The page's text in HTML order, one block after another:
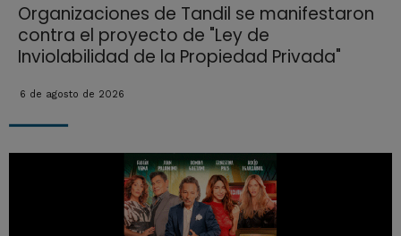
Organizaciones de Tandil se manifestaron
contra el proyecto de "Ley de
Inviolabilidad de la Propiedad Privada"
6 de agosto de 2026